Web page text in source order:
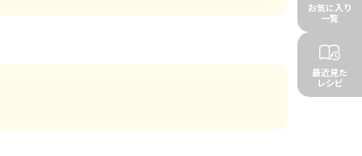
お気に入り
一覧
最近見た
レシピ